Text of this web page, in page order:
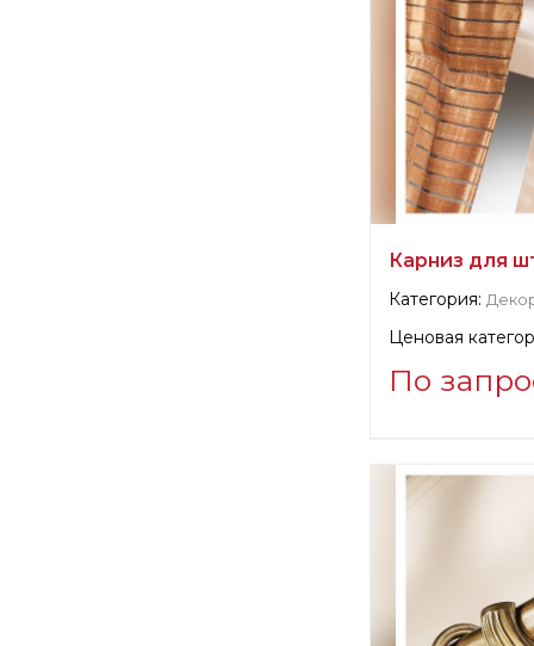
Карниз для
Категория:
Ценовая
По
Casa Valentina